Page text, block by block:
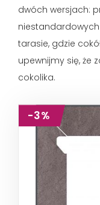
dwóch wersjach:
tarasie, gdzie
upewnijmy się, że
cokolika.
-3%